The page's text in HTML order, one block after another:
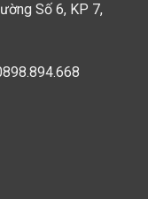
Số 6, KP 7,